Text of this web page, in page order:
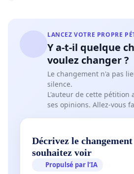
LANCEZ VOTRE PROPRE
Y a-t-il quelque
voulez changer ?
Le changement n'a pas
silence.
L'auteur de cette pétition
ses opinions. Allez-vous
Décrivez le
souhaitez voir
Propulsé par l’IA